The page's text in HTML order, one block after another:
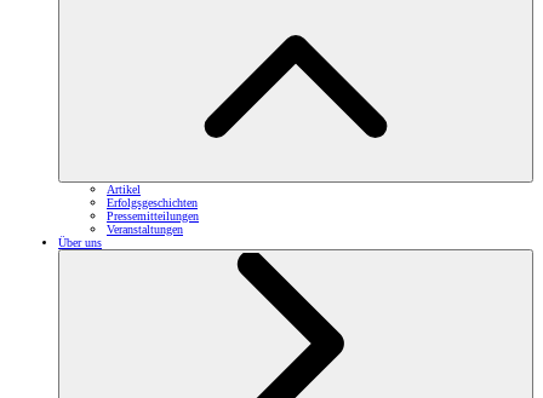
Artikel
Erfolgsgeschichten
Pressemitteilungen
Veranstaltungen
Über uns